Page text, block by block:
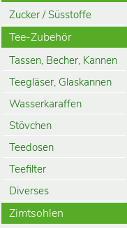
Zucker / Süsstoffe
Tee-Zubehör
Tassen, Becher, Kannen
Teegläser, Glaskannen
Wasserkaraffen
Stövchen
Teedosen
Teefilter
Diverses
Zimtsohlen